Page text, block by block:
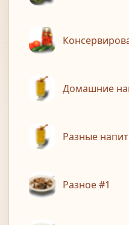
Домашние
Разные
Разное #1